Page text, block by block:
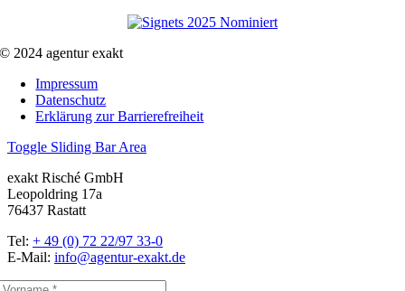
© 2024 agentur exakt
Impressum
Datenschutz
Erklärung zur Barrierefreiheit
Toggle Sliding Bar Area
exakt Risché GmbH
Leopoldring 17a
76437 Rastatt
Tel: + 49 (0) 72 22/97 33-0
E-Mail: info@agentur-exakt.de